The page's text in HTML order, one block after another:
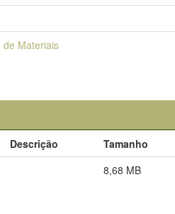
de Materiais
Descrição Tamanho
8,68 MB